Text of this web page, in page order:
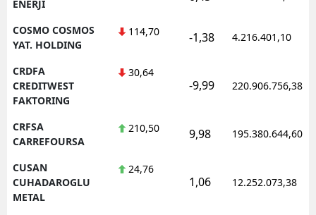
ENERJI
COSMO COSMOS
YAT. HOLDING
114,70 -1,38 4.216.401,10
CRDFA
CREDITWEST
FAKTORING
30,64
-9,99 220.906.756,38
CRFSA
CARREFOURSA
210,50 9,98 195.380.644,60
CUSAN
CUHADAROGLU
METAL
24,76
1,06 12.252.073,38